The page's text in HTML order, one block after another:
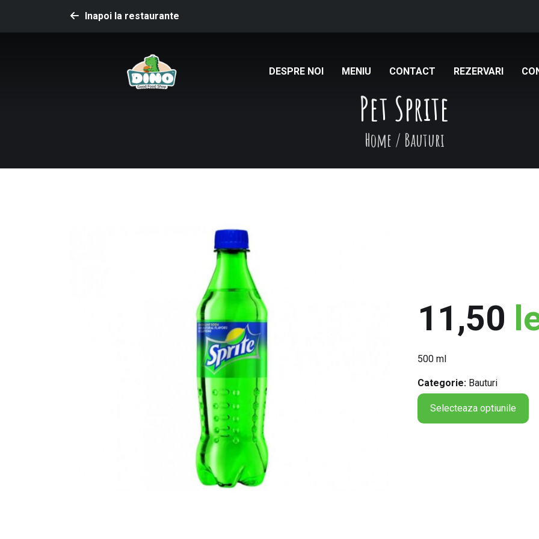
Inapoi la restaurante
DESPRE NOI MENIU CONTACT REZERVARI
Pet Sprite
Home / Bauturi
11,50
500 ml
Categorie: Bauturi
Selecteaza optiunile